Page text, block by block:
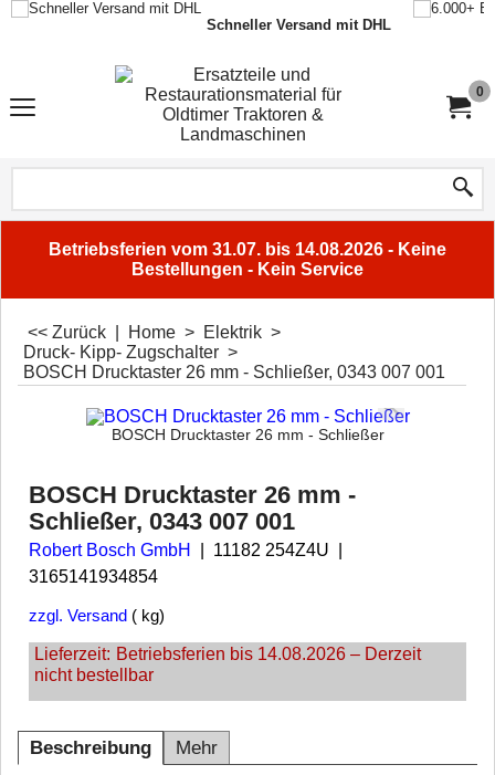
Schneller Versand mit DHL
0
Betriebsferien vom 31.07. bis 14.08.2026 - Keine
Bestellungen - Kein Service
<< Zurück Home > Elektrik >
Druck- Kipp- Zugschalter >
BOSCH Drucktaster 26 mm - Schließer, 0343 007 001
BOSCH Drucktaster 26 mm - Schließer
BOSCH Drucktaster 26 mm -
Schließer, 0343 007 001
Robert Bosch GmbH
11182 254Z4U
3165141934854
zzgl. Versand kg
Lieferzeit: Betriebsferien bis 14.08.2026 – Derzeit
nicht bestellbar
Beschreibung Mehr